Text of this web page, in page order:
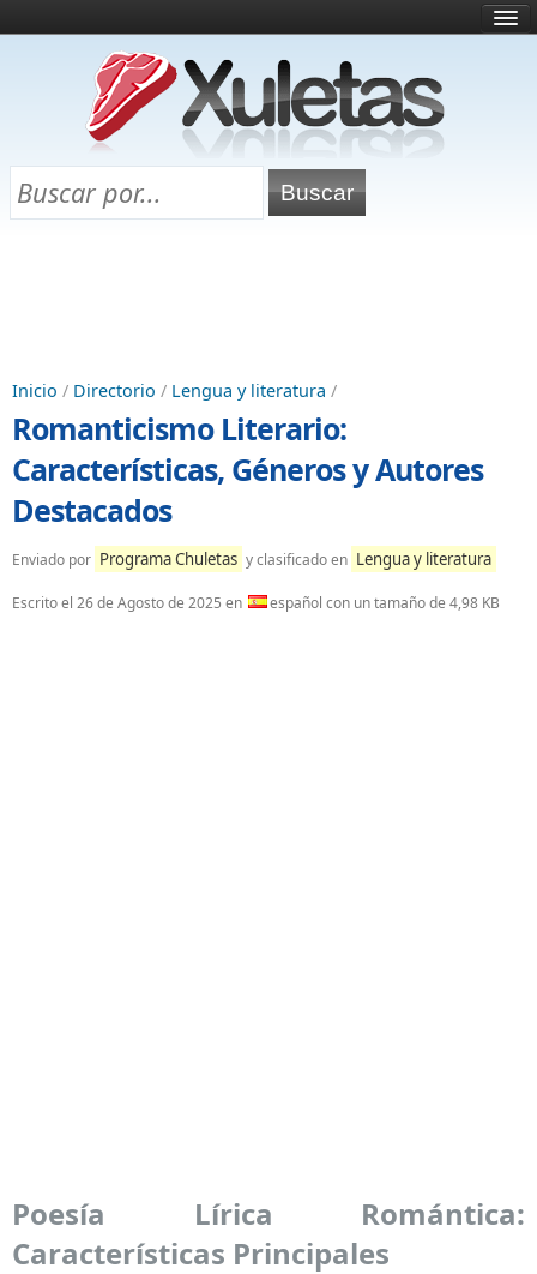
¿Qué es esto?
Directorio
Chuletas para exámenes
Inicio / Directorio / Lengua y literatura /
Romanticismo Literario:
Características, Géneros y Autores
Destacados
Enviado por Programa Chuletas y clasificado en Lengua y literatura
Escrito el 26 de Agosto de 2025 en español con un tamaño de 4,98 KB
Poesía Lírica Romántica:
Características Principales